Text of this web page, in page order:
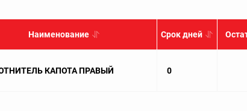
Наименование Срок дней
КАПОТА ПРАВЫЙ 0